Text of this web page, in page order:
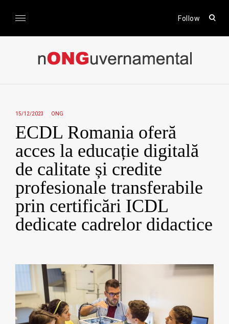
Follow
open
form
nONGuvernamental
15/12/2023 ONG
ECDL Romania oferă
acces la educație digitală
de calitate și credite
profesionale transferabile
prin certificări ICDL
dedicate cadrelor didactice